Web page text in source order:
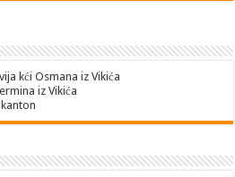
kći Osmana iz Vikića
iz Vikića